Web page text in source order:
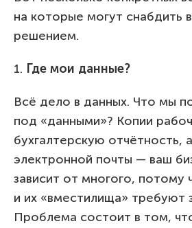
на которые могут снабдить
решением.
1. Где мои данные?
Всё дело в данных. Что мы
под «данными»? Копии
бухгалтерскую отчётность,
электронной почты — ваш
зависит от многого, потому
и их «вместилища» требуют
Проблема состоит в том,